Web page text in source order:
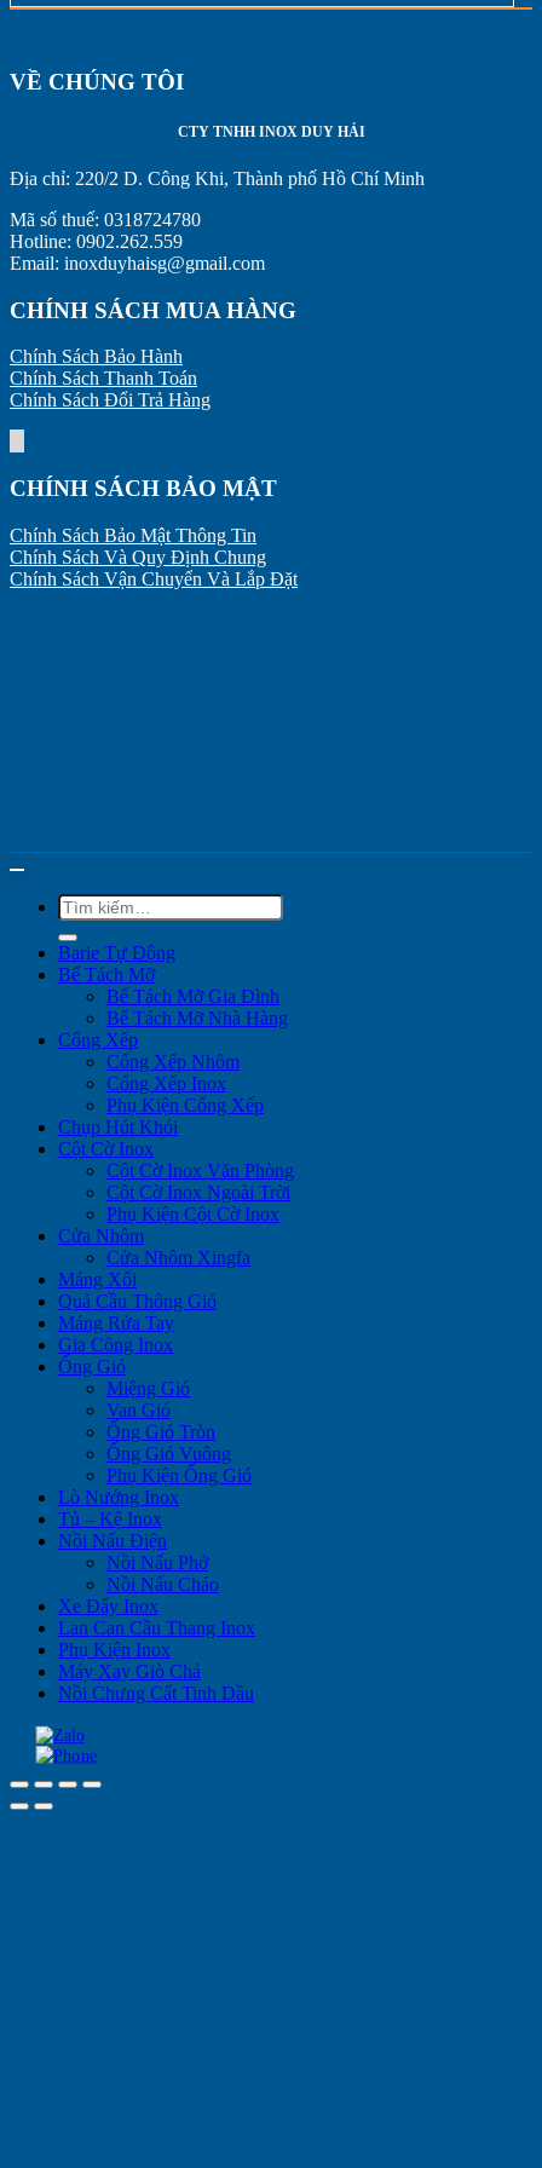
VỀ CHÚNG TÔI
CTY TNHH INOX DUY HẢI
Địa chỉ: 220/2 D. Công Khi, Thành phố Hồ Chí Minh
Mã số thuế: 0318724780
Hotline: 0902.262.559
Email: inoxduyhaisg@gmail.com
CHÍNH SÁCH MUA HÀNG
Chính Sách Bảo Hành
Chính Sách Thanh Toán
Chính Sách Đổi Trả Hàng
CHÍNH SÁCH BẢO MẬT
Chính Sách Bảo Mật Thông Tin
Chính Sách Và Quy Định Chung
Chính Sách Vận Chuyển Và Lắp Đặt
Tìm
kiếm:
Barie Tự Động
Bể Tách Mỡ
Bể Tách Mỡ Gia Đình
Bể Tách Mỡ Nhà Hàng
Cổng Xếp
Cổng Xếp Nhôm
Cổng Xếp Inox
Phụ Kiện Cổng Xếp
Chụp Hút Khói
Cột Cờ Inox
Cột Cờ Inox Văn Phòng
Cột Cờ Inox Ngoài Trời
Phụ Kiện Cột Cờ Inox
Cửa Nhôm
Cửa Nhôm Xingfa
Máng Xối
Quả Cầu Thông Gió
Máng Rửa Tay
Gia Công Inox
Ống Gió
Miệng Gió
Van Gió
Ống Gió Tròn
Ống Gió Vuông
Phụ Kiện Ống Gió
Lò Nướng Inox
Tủ – Kệ Inox
Nồi Nấu Điện
Nồi Nấu Phở
Nồi Nấu Cháo
Xe Đẩy Inox
Lan Can Cầu Thang Inox
Phụ Kiện Inox
Máy Xay Giò Chả
Nồi Chưng Cất Tinh Dầu